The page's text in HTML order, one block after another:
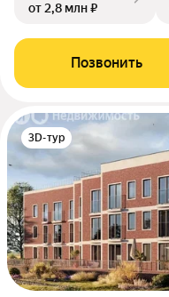
от 2,8 млн ₽
Позвонить
3D-тур